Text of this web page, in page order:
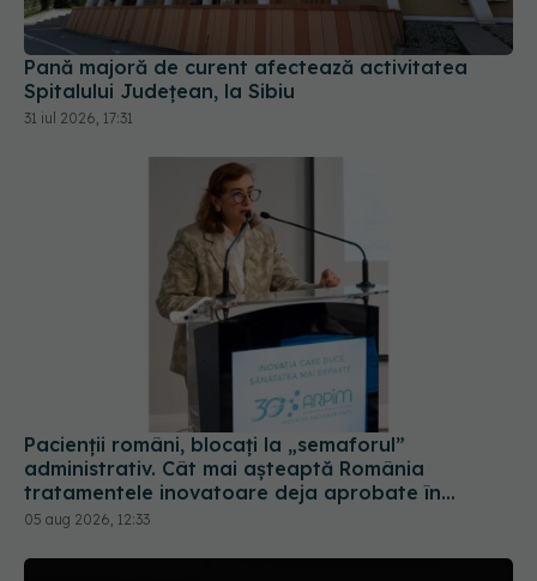
Pană majoră de curent afectează activitatea
Spitalului Județean, la Sibiu
31 iul 2026, 17:31
Pacienții români, blocați la „semaforul”
administrativ. Cât mai așteaptă România
tratamentele inovatoare deja aprobate în
Europa
05 aug 2026, 12:33